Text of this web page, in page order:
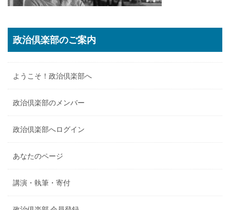
政治倶楽部のご案内
ようこそ！政治倶楽部へ
政治倶楽部のメンバー
政治倶楽部へログイン
あなたのページ
講演・執筆・寄付